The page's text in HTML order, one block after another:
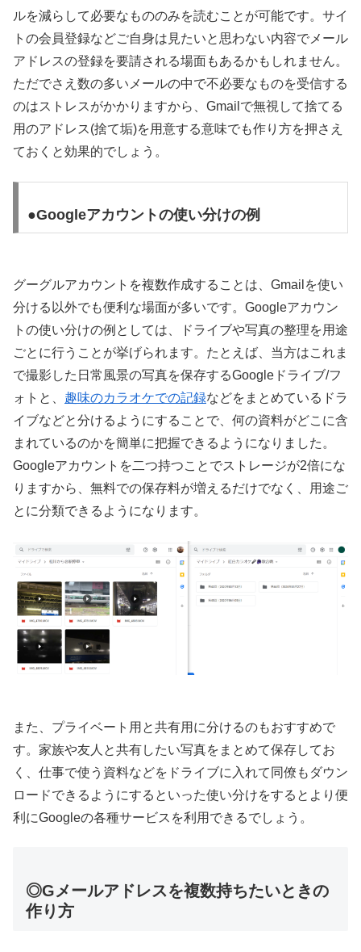
ルを減らして必要なもののみを読むことが可能です。サイ
トの会員登録などご自身は見たいと思わない内容でメール
アドレスの登録を要請される場面もあるかもしれません。
ただでさえ数の多いメールの中で不必要なものを受信する
のはストレスがかかりますから、Gmailで無視して捨てる
用のアドレス(捨て垢)を用意する意味でも作り方を押さえ
ておくと効果的でしょう。
●Googleアカウントの使い分けの例
グーグルアカウントを複数作成することは、Gmailを使い
分ける以外でも便利な場面が多いです。Googleアカウン
トの使い分けの例としては、ドライブや写真の整理を用途
ごとに行うことが挙げられます。たとえば、当方はこれま
で撮影した日常風景の写真を保存するGoogleドライブ/フ
ォトと、 趣味のカラオケでの記録などをまとめているドラ
イブなどと分けるようにすることで、何の資料がどこに含
まれているのかを簡単に把握できるようになりました。
Googleアカウントを二つ持つことでストレージが2倍にな
りますから、無料での保存料が増えるだけでなく、用途ご
とに分類できるようになります。
また、プライベート用と共有用に分けるのもおすすめで
す。家族や友人と共有したい写真をまとめて保存してお
く、仕事で使う資料などをドライブに入れて同僚もダウン
ロードできるようにするといった使い分けをするとより便
利にGoogleの各種サービスを利用できるでしょう。
◎Gメールアドレスを複数持ちたいときの
作り方